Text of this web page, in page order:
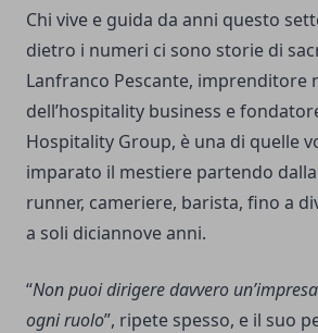
Chi vive e guida da anni questo
dietro i numeri ci sono storie di
Lanfranco Pescante, imprenditore
dell’hospitality business e
Hospitality Group, è una di quelle
imparato il mestiere partendo
runner, cameriere, barista, fino a
a soli diciannove anni.
“Non puoi dirigere davvero
ogni ruolo”, ripete spesso, e il suo